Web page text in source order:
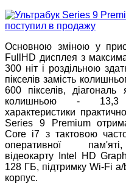
Основною зміною у
FullHD дисплея з
300 ніт і роздільною
пікселів замість
600 пікселів, діагональ
колишньою - 13,3
характеристики
Series 9 Premium
Core i7 з тактовою
оперативної
відеокарту Intel HD
128 ГБ, підтримку Wi-Fi a/
корпус.